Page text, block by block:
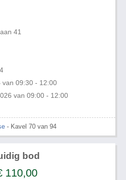
41
van 09:30 - 12:00
van 09:00 - 12:00
- Kavel 70 van 94
bod
110,00